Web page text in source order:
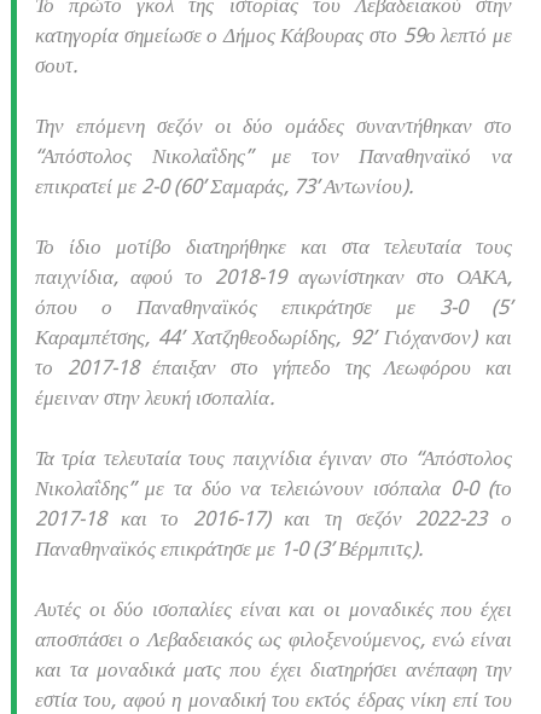
Το πρώτο γκολ της ιστορίας του Λεβαδειακού στην
κατηγορία σημείωσε ο Δήμος Κάβουρας στο 59ο λεπτό με
σουτ.
Την επόμενη σεζόν οι δύο ομάδες συναντήθηκαν στο
“Απόστολος Νικολαΐδης” με τον Παναθηναϊκό να
επικρατεί με 2-0 (60’ Σαμαράς, 73’ Αντωνίου).
Το ίδιο μοτίβο διατηρήθηκε και στα τελευταία τους
παιχνίδια, αφού το 2018-19 αγωνίστηκαν στο ΟΑΚΑ,
όπου ο Παναθηναϊκός επικράτησε με 3-0 (5’
Καραμπέτσης, 44’ Χατζηθεοδωρίδης, 92’ Γιόχανσον) και
το 2017-18 έπαιξαν στο γήπεδο της Λεωφόρου και
έμειναν στην λευκή ισοπαλία.
Τα τρία τελευταία τους παιχνίδια έγιναν στο “Απόστολος
Νικολαΐδης” με τα δύο να τελειώνουν ισόπαλα 0-0 (το
2017-18 και το 2016-17) και τη σεζόν 2022-23 ο
Παναθηναϊκός επικράτησε με 1-0 (3’ Βέρμπιτς).
Αυτές οι δύο ισοπαλίες είναι και οι μοναδικές που έχει
αποσπάσει ο Λεβαδειακός ως φιλοξενούμενος, ενώ είναι
και τα μοναδικά ματς που έχει διατηρήσει ανέπαφη την
εστία του, αφού η μοναδική του εκτός έδρας νίκη επί του